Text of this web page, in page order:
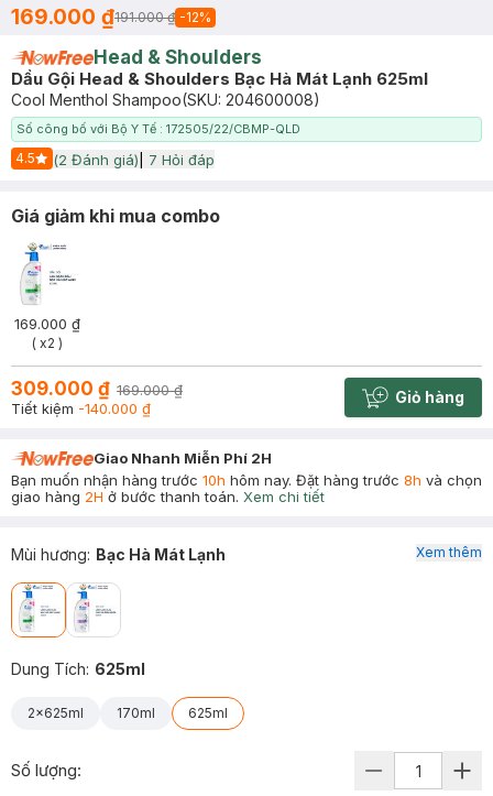
169.000 ₫191.000 ₫ -12%
Head & Shoulders
Dầu Gội Head & Shoulders Bạc Hà Mát Lạnh 625ml
Cool Menthol Shampoo(SKU: 204600008)
Số công bố với Bộ Y Tế : 172505/22/CBMP-QLD
4.5
Start Icon
(2 Đánh giá) 7 Hỏi đáp
Giá giảm khi mua combo
169.000 ₫
( x2 )
309.000 ₫ 169.000 ₫
Tiết kiệm -140.000 ₫ Cart plus
Giỏ hàng
Giao Nhanh Miễn Phí 2H
Bạn muốn nhận hàng trước 10h hôm nay. Đặt hàng trước 8h và chọn
giao hàng 2H ở bước thanh toán. Xem chi tiết
Mùi hương: Bạc Hà Mát Lạnh
Dung Tích: 625ml
2x625ml 170ml 625ml
Xem thêm
Số lượng: